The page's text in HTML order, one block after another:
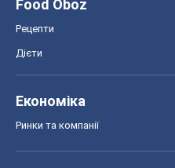
Food Oboz
Рецепти
Дієти
Економіка
Ринки та компанії